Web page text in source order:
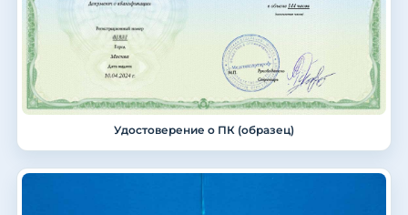
Удостоверение о ПК (образец)